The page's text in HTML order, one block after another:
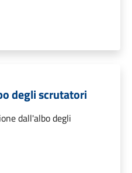
degli scrutatori
dall'albo degli